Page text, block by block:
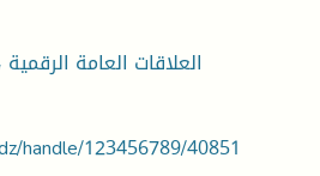
العلاقات العامة الرقمية
handle/123456789/40851